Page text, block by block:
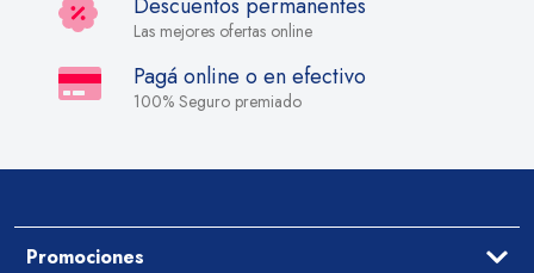
Las mejores ofertas online
Pagá online o en efectivo
100% Seguro premiado
Promociones